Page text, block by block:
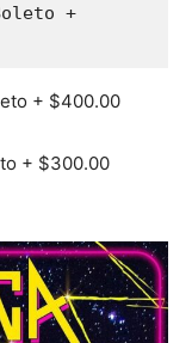
+
+ $400.00
+ $300.00